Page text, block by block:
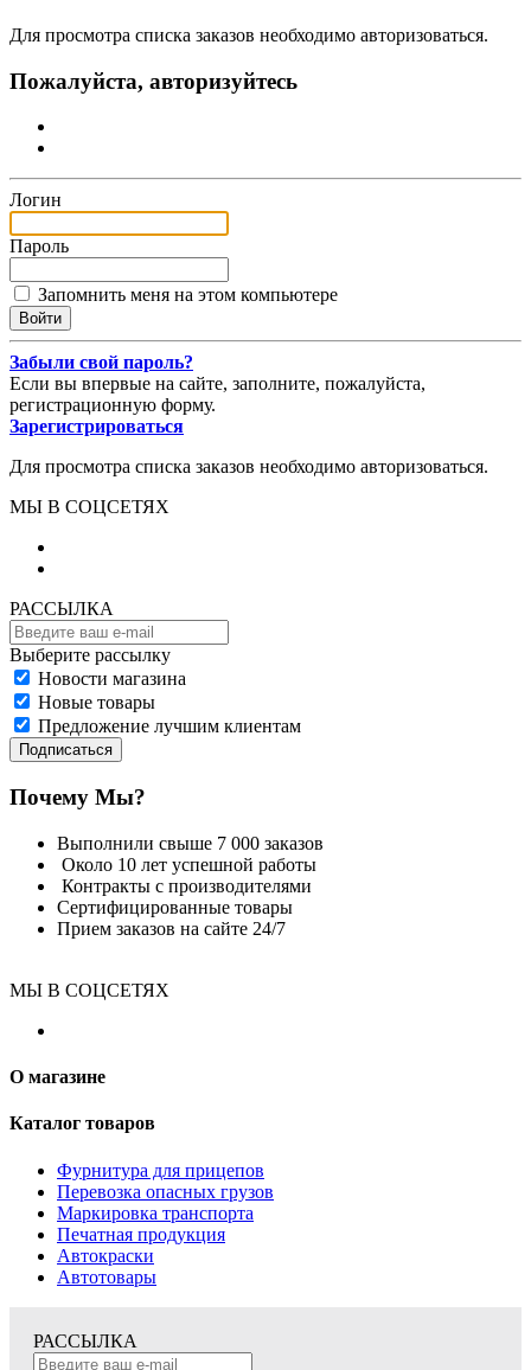
Для просмотра списка заказов необходимо авторизоваться.
Пожалуйста, авторизуйтесь
Логин
Пароль
Запомнить меня на этом компьютере
Забыли свой пароль?
Если вы впервые на сайте, заполните, пожалуйста,
регистрационную форму.
Зарегистрироваться
Для просмотра списка заказов необходимо авторизоваться.
МЫ В СОЦСЕТЯХ
РАССЫЛКА
Выберите рассылку
Новости магазина
Новые товары
Предложение лучшим клиентам
Подписаться
Почему Мы?
Выполнили свыше 7 000 заказов
Около 10 лет успешной работы
Контракты с производителями
Сертифицированные товары
Прием заказов на сайте 24/7
МЫ В СОЦСЕТЯХ
О магазине
Каталог товаров
Фурнитура для прицепов
Перевозка опасных грузов
Маркировка транспорта
Печатная продукция
Автокраски
Автотовары
РАССЫЛКА